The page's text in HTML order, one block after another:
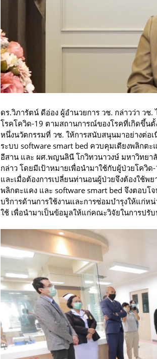
ดร.วิภารัตน์ ดีอ่อง ผู้อำนวยการ วช. กล่าวว่า ว
โรคโควิด-19 ตามสถานการณ์ของโรคที่เกิดขึ้น
หนึ่งนวัตกรรมที่ วช. ให้การสนับสนุนมาอย่างต่อเ
ระบบ software smart bed ควบคุมเตียงพลิกต
อีสาน และ ผศ.พญนลินี โกวิทวนาวงษ์ มหาวิทย
กล่าว โดยมีเป้าหมายเพื่อนำมาใช้กับผู้ป่วยโควิ
และเมื่อต้องการเปลี่ยนท่านอนผู้ป่วยจึงต้องใช้พ
พลิกตะแคง และ software smart bed จึงตอบ
บริการด้านการใช้งานและการซ่อมบำรุงให้แก่ห
ใช้ เพื่อนำมาเป็นข้อมูลให้แก่คณะวิจัยในการป